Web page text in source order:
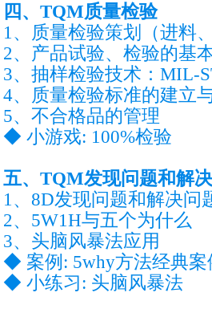
四、TQM质量检验
1、质量检验策划（进料
2、产品试验、检验的基
3、抽样检验技术：MIL-
4、质量检验标准的建立
5、不合格品的管理
◆ 小游戏: 100%检验
五、TQM发现问题和解
1、8D发现问题和解决问
2、5W1H与五个为什么
3、头脑风暴法应用
◆ 案例: 5why方法经典案
◆ 小练习: 头脑风暴法